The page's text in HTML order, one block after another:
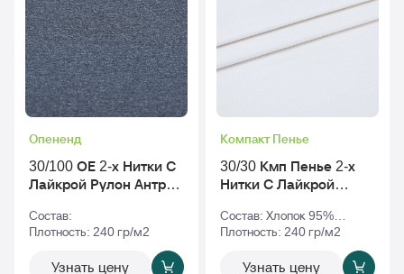
Опененд
30/100 ОЕ 2-х Нитки С
Лайкрой Рулон Антра-
Состав:
Плотность: 240 гр/м2
Узнать цену
Компакт Пенье
30/30 Кмп Пенье 2-х
Нитки С Лайкрой
11-4801
Состав: Хлопок 95%
Эластан 5%
Плотность: 240 гр/м2
Узнать цену